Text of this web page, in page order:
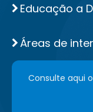
Educação a
Áreas de
Consulte aqui